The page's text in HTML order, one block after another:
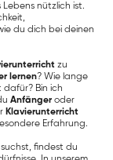
Lebens nützlich ist.
du dich bei deinen
zu
lernen? Wie lange
dafür? Bin ich
Anfänger oder
Klavierunterricht
Erfahrung.
findest du